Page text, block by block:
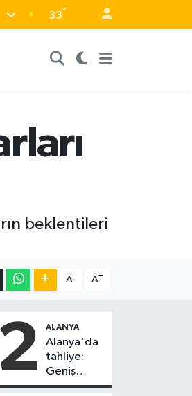
33°
beklentileri
A- A+
2 ALANYA
Alanya'da
tahliye:
Geniş
güvenlik